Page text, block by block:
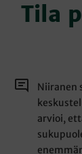
Tila
Niiranen
arvioi,